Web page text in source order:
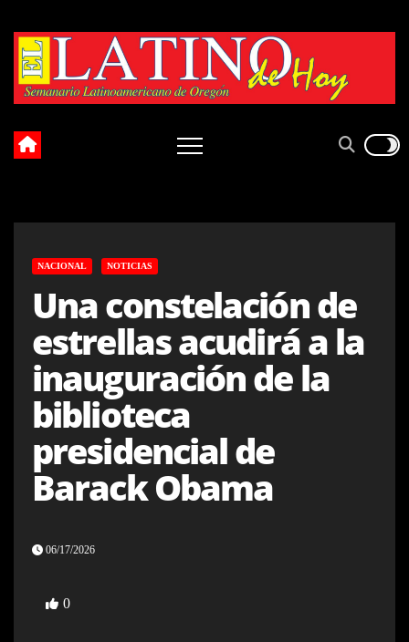
content
NACIONAL NOTICIAS
Una constelación de
estrellas acudirá a la
inauguración de la
biblioteca
presidencial de
Barack Obama
06/17/2026
0